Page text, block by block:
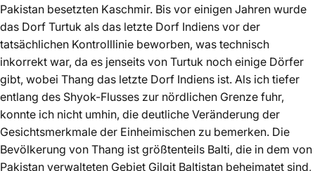
Pakistan besetzten Kaschmir. Bis vor einigen Jahren wurde
das Dorf Turtuk als das letzte Dorf Indiens vor der
tatsächlichen Kontrolllinie beworben, was technisch
inkorrekt war, da es jenseits von Turtuk noch einige Dörfer
gibt, wobei Thang das letzte Dorf Indiens ist. Als ich tiefer
entlang des Shyok-Flusses zur nördlichen Grenze fuhr,
konnte ich nicht umhin, die deutliche Veränderung der
Gesichtsmerkmale der Einheimischen zu bemerken. Die
Bevölkerung von Thang ist größtenteils Balti, die in dem von
Pakistan verwalteten Gebiet Gilgit Baltistan beheimatet sind,